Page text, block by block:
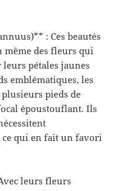
: Ces beautés
même des fleurs qui
pétales jaunes
emblématiques, les
pieds de
époustouflant. Ils
ce qui en fait un favori
leurs fleurs